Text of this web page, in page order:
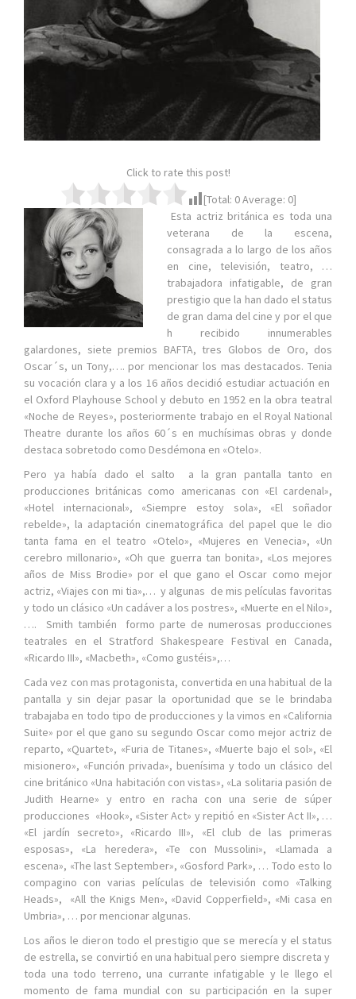
Click to rate this post!
[Total: 0Average: 0]
Esta actriz británica es toda una
veterana de la escena,
consagrada a lo largo de los años
en cine, televisión, teatro, …
trabajadora infatigable, de gran
prestigio que la han dado el status
de gran dama del cine y por el que
h recibido innumerables
galardones, siete premios BAFTA, tres Globos de Oro, dos
Oscar´s, un Tony,…. por mencionar los mas destacados. Tenia
su vocación clara y a los 16 años decidió estudiar actuación en
el Oxford Playhouse School y debuto en 1952 en la obra teatral
«Noche de Reyes», posteriormente trabajo en el Royal National
Theatre durante los años 60´s en muchísimas obras y donde
destaca sobretodo como Desdémona en «Otelo».
Pero ya había dado el salto a la gran pantalla tanto en
producciones británicas como americanas con «El cardenal»,
«Hotel internacional», «Siempre estoy sola», «El soñador
rebelde», la adaptación cinematográfica del papel que le dio
tanta fama en el teatro «Otelo», «Mujeres en Venecia», «Un
cerebro millonario», «Oh que guerra tan bonita», «Los mejores
años de Miss Brodie» por el que gano el Oscar como mejor
actriz, «Viajes con mi tia»,… y algunas de mis películas favoritas
y todo un clásico «Un cadáver a los postres», «Muerte en el Nilo»,
…. Smith también formo parte de numerosas producciones
teatrales en el Stratford Shakespeare Festival en Canada,
«Ricardo III», «Macbeth», «Como gustéis»,…
Cada vez con mas protagonista, convertida en una habitual de la
pantalla y sin dejar pasar la oportunidad que se le brindaba
trabajaba en todo tipo de producciones y la vimos en «California
Suite» por el que gano su segundo Oscar como mejor actriz de
reparto, «Quartet», «Furia de Titanes», «Muerte bajo el sol», «El
misionero», «Función privada», buenísima y todo un clásico del
cine británico «Una habitación con vistas», «La solitaria pasión de
Judith Hearne» y entro en racha con una serie de súper
producciones «Hook», «Sister Act» y repitió en «Sister Act II», …
«El jardín secreto», «Ricardo III», «El club de las primeras
esposas», «La heredera», «Te con Mussolini», «Llamada a
escena», «The last September», «Gosford Park», … Todo esto lo
compagino con varias películas de televisión como «Talking
Heads», «All the Knigs Men», «David Copperfield», «Mi casa en
Umbria», … por mencionar algunas.
Los años le dieron todo el prestigio que se merecía y el status
de estrella, se convirtió en una habitual pero siempre discreta y
toda una todo terreno, una currante infatigable y le llego el
momento de fama mundial con su participación en la super